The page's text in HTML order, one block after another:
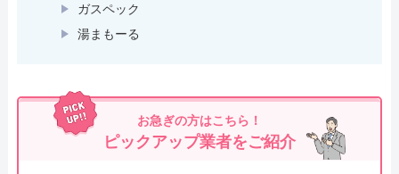
ガスペック
湯まもーる
お急ぎの方はこちら！
ピックアップ業者をご紹介